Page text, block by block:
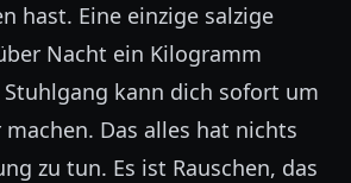
hast. Eine einzige salzige
Nacht ein Kilogramm
kann dich sofort um
Das alles hat nichts
zu tun. Es ist Rauschen, das